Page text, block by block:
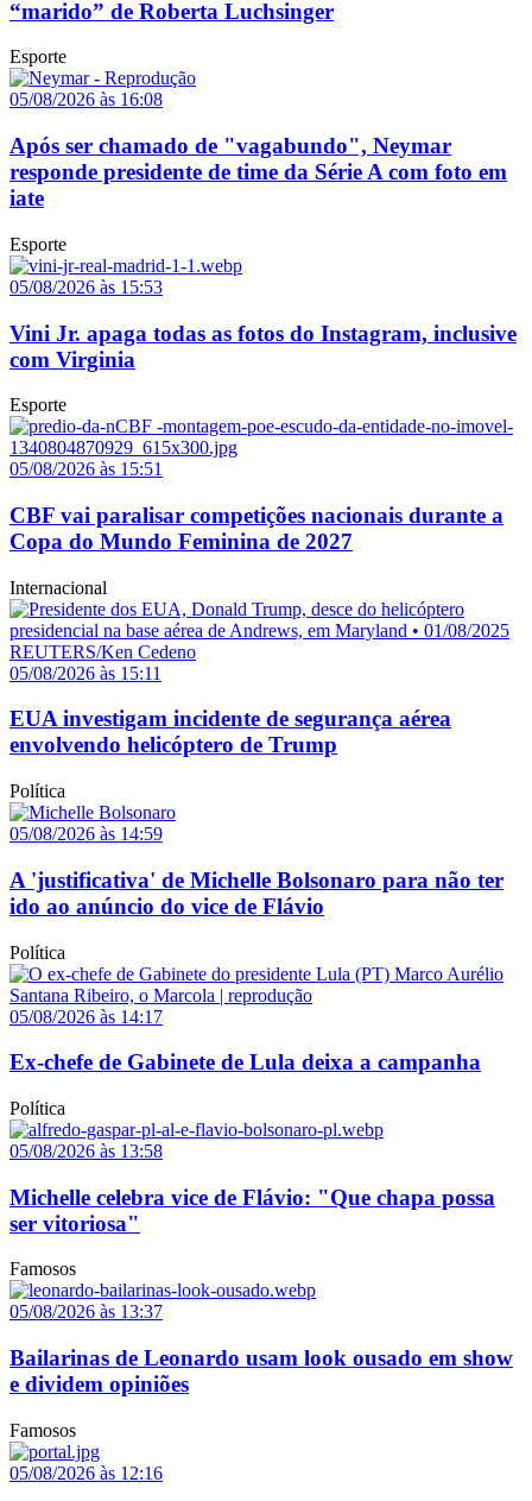
“marido” de Roberta Luchsinger
Esporte
05/08/2026 às 16:08
Após ser chamado de "vagabundo", Neymar
responde presidente de time da Série A com foto em
iate
Esporte
05/08/2026 às 15:53
Vini Jr. apaga todas as fotos do Instagram, inclusive
com Virginia
Esporte
05/08/2026 às 15:51
CBF vai paralisar competições nacionais durante a
Copa do Mundo Feminina de 2027
Internacional
05/08/2026 às 15:11
EUA investigam incidente de segurança aérea
envolvendo helicóptero de Trump
Política
05/08/2026 às 14:59
A 'justificativa' de Michelle Bolsonaro para não ter
ido ao anúncio do vice de Flávio
Política
05/08/2026 às 14:17
Ex-chefe de Gabinete de Lula deixa a campanha
Política
05/08/2026 às 13:58
Michelle celebra vice de Flávio: "Que chapa possa
ser vitoriosa"
Famosos
05/08/2026 às 13:37
Bailarinas de Leonardo usam look ousado em show
e dividem opiniões
Famosos
05/08/2026 às 12:16